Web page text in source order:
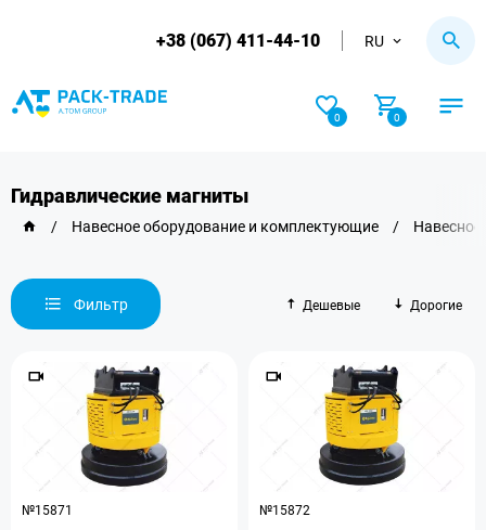
+38 (067) 411-44-10 RU
0 0
Гидравлические магниты
/ Навесное оборудование и комплектующие / Навесное
Фильтр Дешевые Дорогие
№15871
№15872